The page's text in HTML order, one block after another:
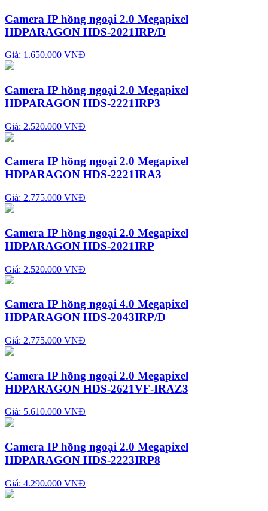
Camera IP hồng ngoại 2.0 Megapixel
HDPARAGON HDS-2021IRP/D
Giá: 1.650.000 VNĐ
Camera IP hồng ngoại 2.0 Megapixel
HDPARAGON HDS-2221IRP3
Giá: 2.520.000 VNĐ
Camera IP hồng ngoại 2.0 Megapixel
HDPARAGON HDS-2221IRA3
Giá: 2.775.000 VNĐ
Camera IP hồng ngoại 2.0 Megapixel
HDPARAGON HDS-2021IRP
Giá: 2.520.000 VNĐ
Camera IP hồng ngoại 4.0 Megapixel
HDPARAGON HDS-2043IRP/D
Giá: 2.775.000 VNĐ
Camera IP hồng ngoại 2.0 Megapixel
HDPARAGON HDS-2621VF-IRAZ3
Giá: 5.610.000 VNĐ
Camera IP hồng ngoại 2.0 Megapixel
HDPARAGON HDS-2223IRP8
Giá: 4.290.000 VNĐ